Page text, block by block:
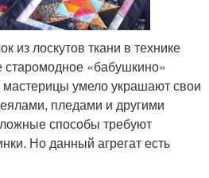
из лоскутов ткани в технике
старомодное «бабушкино»
умело украшают свои
пледами и другими
способы требуют
Но данный агрегат есть